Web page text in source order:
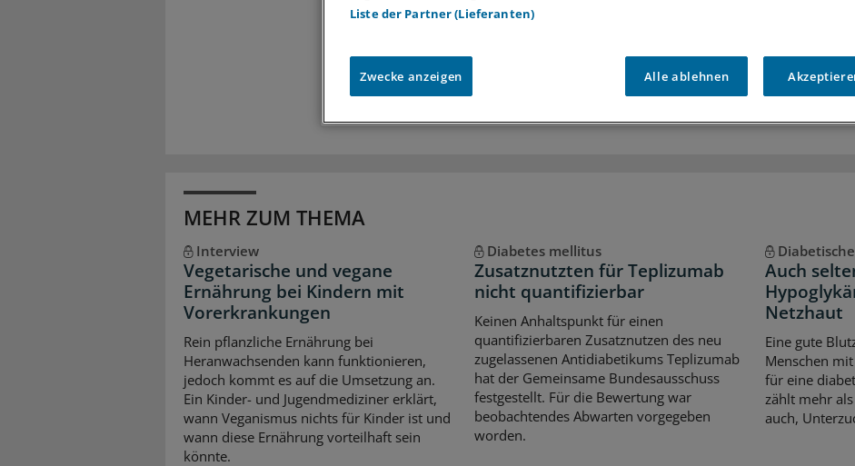
MehrAnalysen, Hintergründe und Infografiken
Zugriff auf alle
medizinischen Berichte und Kommentare
Voraussetzungen für den Zugang
MEHR ZUM THEMA
Interview
Vegetarische und vegane
Ernährung bei Kindern mit
Vorerkrankungen
Rein pflanzliche Ernährung bei
Heranwachsenden kann funktionieren,
jedoch kommt es auf die Umsetzung an.
Ein Kinder- und Jugendmediziner erklärt,
wann Veganismus nichts für Kinder ist und
wann diese Ernährung vorteilhaft sein
könnte.
Diabetes mellitus
Zusatznutzten für Teplizumab
nicht quantifizierbar
Keinen Anhaltspunkt für einen
quantifizierbaren Zusatznutzen des neu
zugelassenen Antidiabetikums Teplizumab
hat der Gemeinsame Bundesausschuss
festgestellt. Für die Bewertung war
beobachtendes Abwarten vorgegeben
worden.
Auch
Netzhaut
Eine gute
Menschen
für eine
zählt mehr
auch,
Liste der Partner (Lieferanten)
Zwecke anzeigen Alle ablehnen